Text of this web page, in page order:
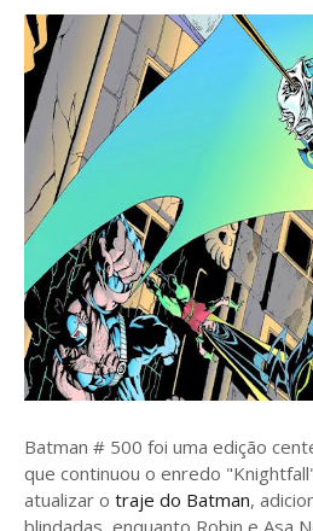
Batman # 500 foi uma edição
que continuou o enredo
atualizar o traje do Batman,
blindadas, enquanto Robin e Asa